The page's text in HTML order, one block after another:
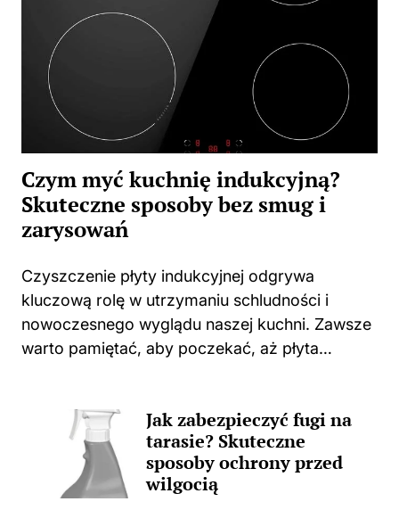
Czym myć kuchnię indukcyjną?
Skuteczne sposoby bez smug i
zarysowań
Czyszczenie płyty indukcyjnej odgrywa
kluczową rolę w utrzymaniu schludności i
nowoczesnego wyglądu naszej kuchni. Zawsze
warto pamiętać, aby poczekać, aż płyta
powierzchni może prowadzić do
nieprzyjemnych zapachów, a także trwałych...
Jak zabezpieczyć fugi na
tarasie? Skuteczne
sposoby ochrony przed
wilgocią